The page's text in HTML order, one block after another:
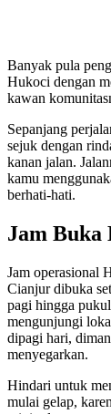
Banyak pula
Hukoci dengan
kawan
Sepanjang
sejuk dengan
kanan jalan.
kamu
berhati-hati.
Jam Buka
Jam operasional
Cianjur dibuka
pagi hingga
mengunjungi
dipagi hari,
menyegarkan.
Hindari untuk
mulai gelap,